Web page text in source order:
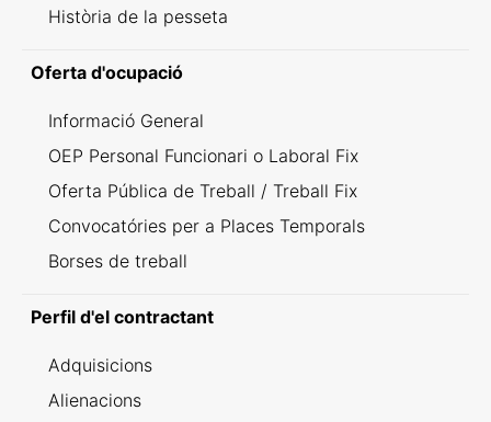
Història de la pesseta
Oferta d'ocupació
Informació General
OEP Personal Funcionari o Laboral Fix
Oferta Pública de Treball / Treball Fix
Convocatóries per a Places Temporals
Borses de treball
Perfil d'el contractant
Adquisicions
Alienacions